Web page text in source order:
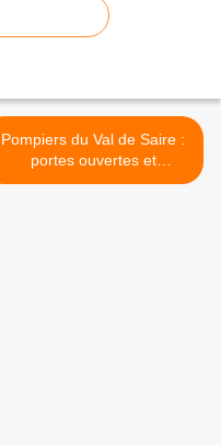
Pompiers du Val de Saire :
portes ouvertes et
démonstrations (2/3) >